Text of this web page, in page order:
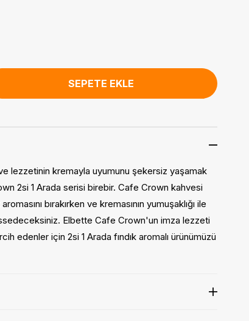
lezzetinin kremayla uyumunu şekersiz yaşamak
2si 1 Arada serisi birebir. Cafe Crown kahvesi
bırakırken ve kremasının yumuşaklığı ile
Elbette Cafe Crown'un imza lezzeti
edenler için 2si 1 Arada fındık aromalı ürünümüzü